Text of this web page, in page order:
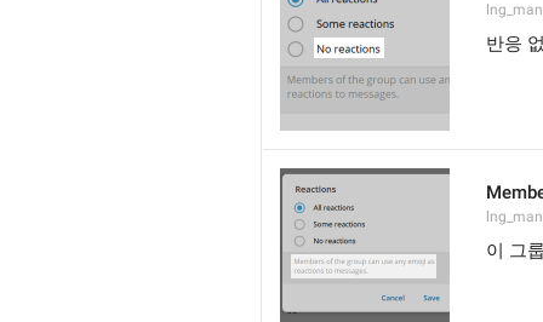
반응
이 그